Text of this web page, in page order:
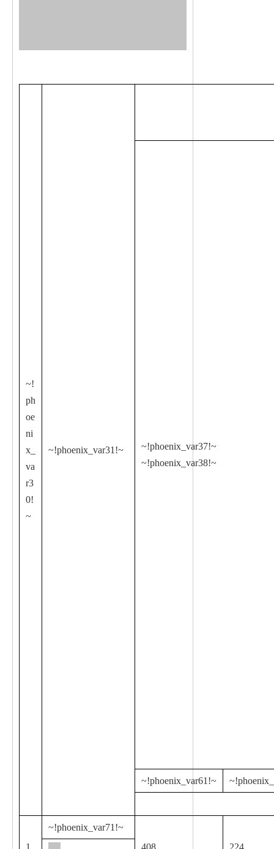
~!
ph
oe
ni
x_
va
r3
0!
~
~!phoenix_var31!~
~!phoenix_var37!~
~!phoenix_var38!~
~!phoenix_var61!~
1
~!phoenix_var71!~
408
224